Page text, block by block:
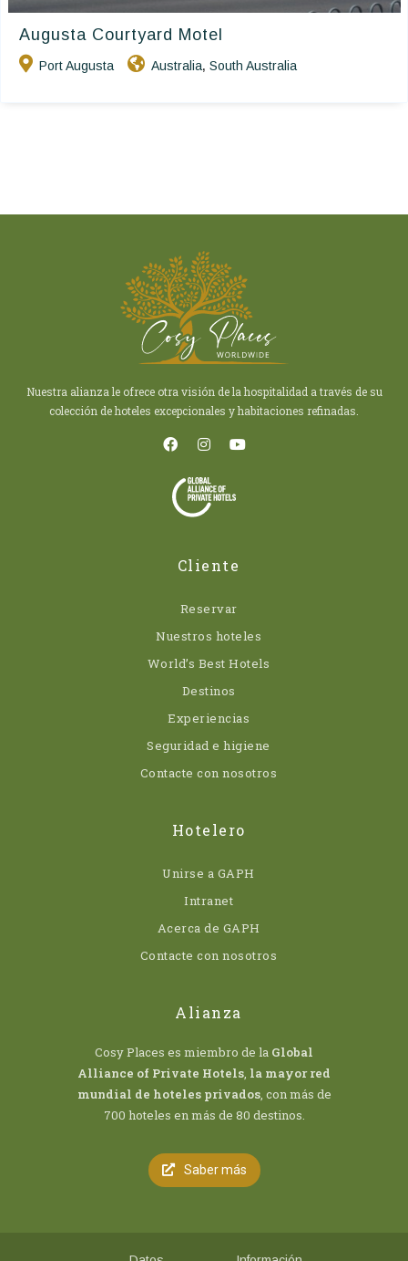
Augusta Courtyard Motel
Port Augusta Australia, South Australia
Nuestra alianza le ofrece otra visión de la hospitalidad a través de su
colección de hoteles excepcionales y habitaciones refinadas.
Cliente
Reservar
Nuestros hoteles
World’s Best Hotels
Destinos
Experiencias
Seguridad e higiene
Contacte con nosotros
Hotelero
Unirse a GAPH
Intranet
Acerca de GAPH
Contacte con nosotros
Alianza
Cosy Places es miembro de la Global
Alliance of Private Hotels la mayor red
mundial de hoteles privados, con más de
700 hoteles en más de 80 destinos.
Saber más